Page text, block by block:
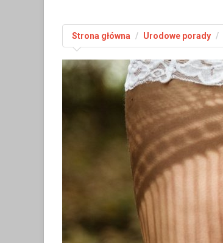
Strona główna Urodowe porady